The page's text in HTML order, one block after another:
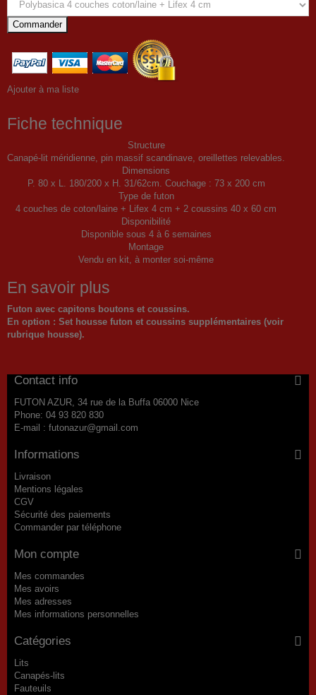
Commander
Ajouter à ma liste
Fiche technique
Structure
Canapé-lit méridienne, pin massif scandinave, oreillettes relevables.
Dimensions
P. 80 x L. 180/200 x H. 31/62cm. Couchage : 73 x 200 cm
Type de futon
4 couches de coton/laine + Lifex 4 cm + 2 coussins 40 x 60 cm
Disponibilité
Disponible sous 4 à 6 semaines
Montage
Vendu en kit, à monter soi-même
En savoir plus
Futon avec capitons boutons et coussins.
En option : Set housse futon et coussins supplémentaires (voir
rubrique housse).
Contact info
FUTON AZUR, 34 rue de la Buffa 06000 Nice
Phone: 04 93 820 830
E-mail : futonazur@gmail.com
Informations
Livraison
Mentions légales
CGV
Sécurité des paiements
Commander par téléphone
Mon compte
Mes commandes
Mes avoirs
Mes adresses
Mes informations personnelles
Catégories
Lits
Canapés-lits
Fauteuils